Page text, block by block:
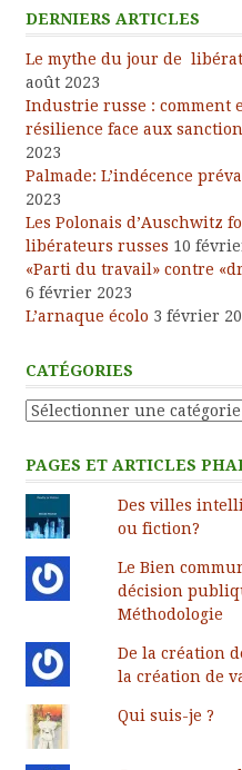
DERNIERS ARTICLES
Le mythe du jour de
août 2023
Industrie russe : comment
résilience face aux
2023
Palmade: L’indécence
2023
Les Polonais d’Auschwitz
libérateurs russes 10
«Parti du travail» contre
6 février 2023
L’arnaque écolo 3 février
CATÉGORIES
Catégories
PAGES ET ARTICLES
Des villes
ou fiction?
Le Bien
décision
Méthodologie
De la création
la création de
Qui suis-je ?